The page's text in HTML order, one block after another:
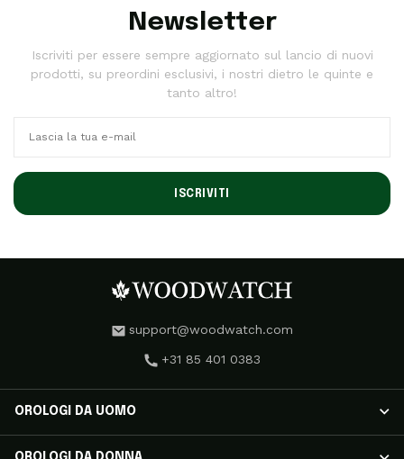
Newsletter
Iscriviti per essere sempre aggiornato sul lancio di nuovi
prodotti, su preordini esclusivi, i nostri dietro le quinte e
tanto altro!
ISCRIVITI
support@woodwatch.com
+31 85 401 0383
OROLOGI DA UOMO